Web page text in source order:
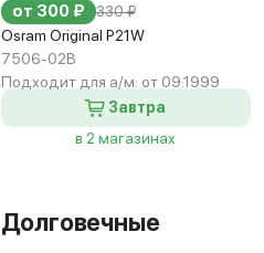
от 300 ₽ 330 ₽
Osram Original P21W
7506-02B
Подходит для а/м: от 09.1999
Завтра
в 2 магазинах
Долговечные